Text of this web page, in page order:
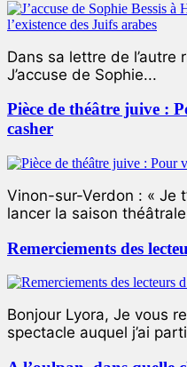
Dans sa lettre de l’autre
J’accuse de Sophie...
Pièce de théâtre juive :
casher
Vinon-sur-Verdon : « Je
lancer la saison
Remerciements des
Bonjour Lyora, Je vous
spectacle auquel j’ai